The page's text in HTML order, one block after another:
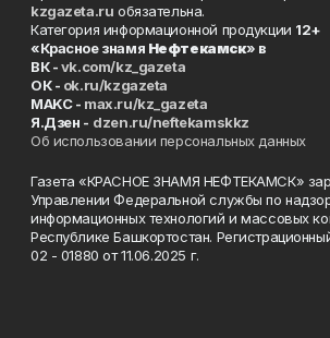
kzgazeta.ru обязательна.
Категория информационной продукции 12+
«Красное знамя Нефтекамск» в
ВК -vk.com/kz_gazeta
ОК - ok.ru/kzgazeta
MAKC - max.ru/kz_gazeta
Я.Дзен - dzen.ru/neftekamskkz
Об использовании персональных данных
Газета «КРАСНОЕ ЗНАМЯ НЕФТЕКАМСК»
Управлении Федеральной службы по
информационных технологий и массовых
Республике Башкортостан.
02 - 01880 от 11.06.2025 г.